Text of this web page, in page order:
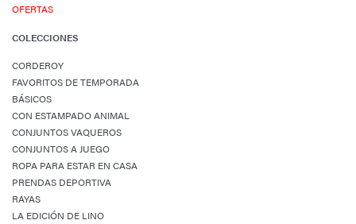
OFERTAS
COLECCIONES
CORDEROY
FAVORITOS DE TEMPORADA
BÁSICOS
CON ESTAMPADO ANIMAL
CONJUNTOS VAQUEROS
CONJUNTOS A JUEGO
ROPA PARA ESTAR EN CASA
PRENDAS DEPORTIVA
RAYAS
LA EDICIÓN DE LINO